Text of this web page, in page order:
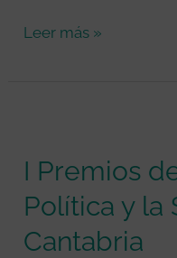
Leer más »
I Premios
Política y la
Cantabria
de
la
Ciencia
Política